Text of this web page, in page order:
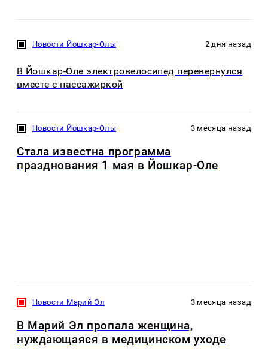
Новости Йошкар-Олы 2 дня назад
В Йошкар-Оле электровелосипед перевернулся
вместе с пассажиркой
Новости Йошкар-Олы 3 месяца назад
Стала известна программа
празднования 1 мая в Йошкар-Оле
Новости Марий Эл 3 месяца назад
В Марий Эл пропала женщина,
нуждающаяся в медицинском уходе